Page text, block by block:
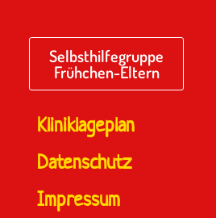
Selbsthilfegruppe
Frühchen-Eltern
Kliniklageplan
Datenschutz
Impressum